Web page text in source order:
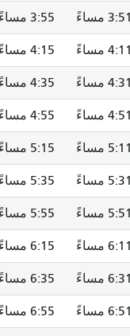
مساءً 3:55 مساءً
مساءً 4:15 مساءً
مساءً 4:35 مساءً
مساءً 4:55 مساءً
مساءً 5:15 مساءً
مساءً 5:35 مساءً
مساءً 5:55 مساءً
مساءً 6:15 مساءً
مساءً 6:35 مساءً
مساءً 6:55 مساءً